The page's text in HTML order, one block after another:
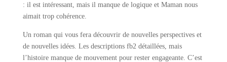
: il est intéressant, mais il manque de logique et Maman nous
aimait trop cohérence.
Un roman qui vous fera découvrir de nouvelles perspectives et
de nouvelles idées. Les descriptions fb2 détaillées, mais
l’histoire manque de mouvement pour rester engageante. C’est